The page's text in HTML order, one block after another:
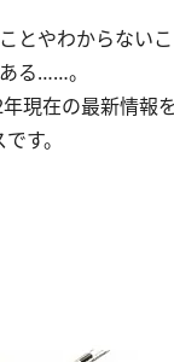
とやわからな
る……。
現在の最新情報
す。